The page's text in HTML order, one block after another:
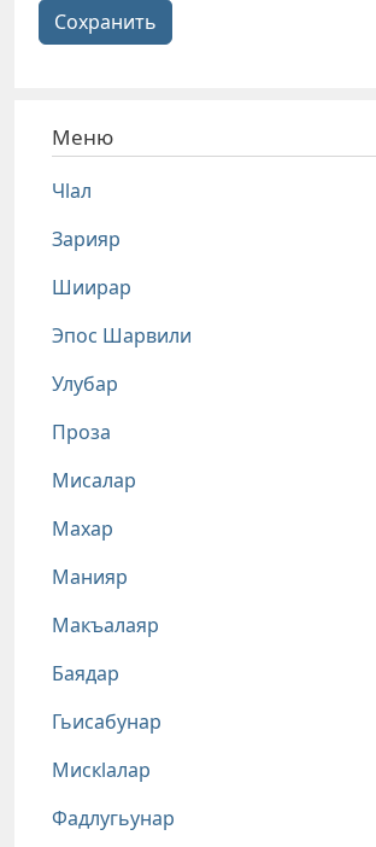
Сохранить
Меню
Чlал
Зарияр
Шиирар
Эпос Шарвили
Улубар
Проза
Мисалар
Махар
Манияр
Макъалаяр
Баядар
Гьисабунар
Мискlалар
Фадлугьунар